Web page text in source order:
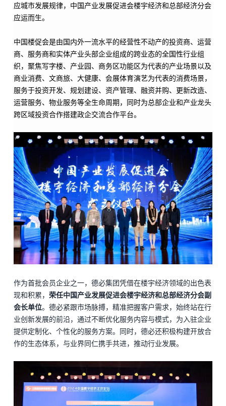
应城市发展规律，中国产业发展促进会楼宇经济和总部经济分会
应运而生。
中国楼促会是由国内外一流水平的经营性不动产的投资商、运营
商、服务商和实体产业头部企业组成的跨业态的全国性行业组
织，聚焦写字楼、产业园、商务区功能区为代表的产业场景以及
商业消费、文商旅、大健康、会展体育演艺为代表的消费场景，
服务于投资开发、规划建设、资产管理、融资并购、更新改造、
运营服务、物业服务等全生命周期，同时为总部企业和产业龙头
跨区域投资合作搭建政企交流合作平台。
作为首批会员企业之一，德必集团凭借在楼宇经济领域的出色表
现和积累，荣任中国产业发展促进会楼宇经济和总部经济分会副
会长单位。德必紧跟市场脉搏，精准把握客户需求，始终站在行
业创新发展的前沿，通过不断优化服务内容与模式，为入驻企业
提供定制化、个性化的服务方案。同时，德必还积极构建开放合
作的生态体系，与业界同仁携手共进，推动行业发展。